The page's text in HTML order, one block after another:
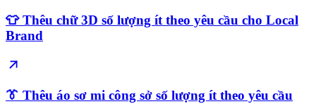
👕 Thêu chữ 3D số lượng ít theo yêu cầu cho Local
Brand
👔 Thêu áo sơ mi công sở số lượng ít theo yêu cầu